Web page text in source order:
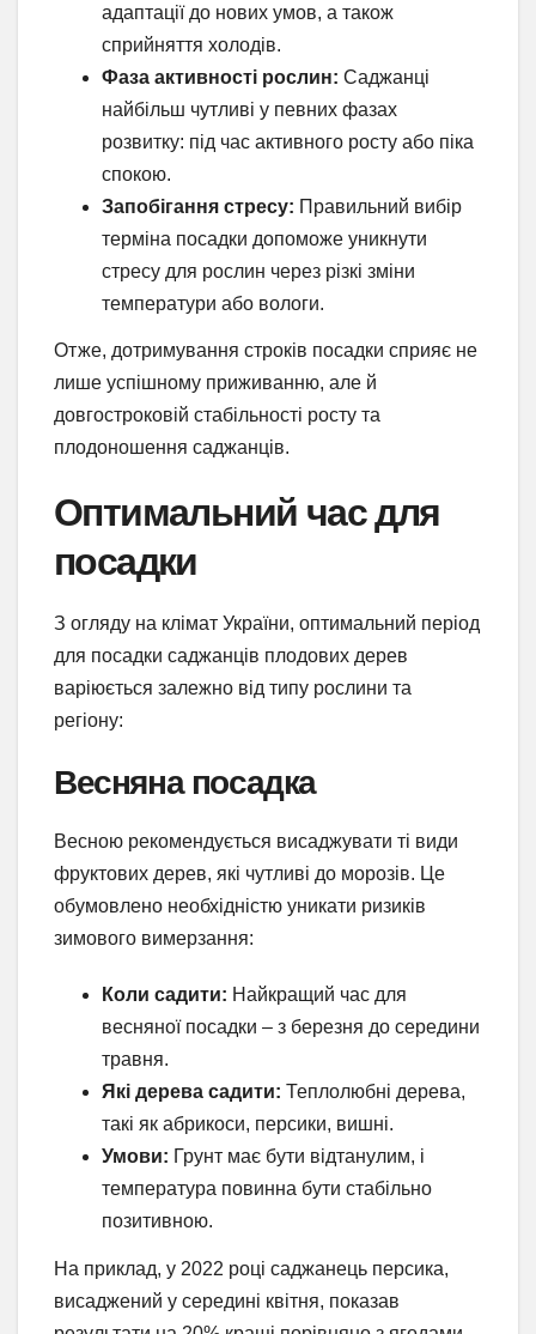
адаптації до нових умов, а також
сприйняття холодів.
Фаза активності рослин: Саджанці
найбільш чутливі у певних фазах
розвитку: під час активного росту або піка
спокою.
Запобігання стресу: Правильний вибір
терміна посадки допоможе уникнути
стресу для рослин через різкі зміни
температури або вологи.
Отже, дотримування строків посадки сприяє не
лише успішному приживанню, але й
довгостроковій стабільності росту та
плодоношення саджанців.
Оптимальний час для
посадки
З огляду на клімат України, оптимальний період
для посадки саджанців плодових дерев
варіюється залежно від типу рослини та
регіону:
Весняна посадка
Весною рекомендується висаджувати ті види
фруктових дерев, які чутливі до морозів. Це
обумовлено необхідністю уникати ризиків
зимового вимерзання:
Коли садити: Найкращий час для
весняної посадки – з березня до середини
травня.
Які дерева садити: Теплолюбні дерева,
такі як абрикоси, персики, вишні.
Умови: Грунт має бути відтанулим, і
температура повинна бути стабільно
позитивною.
На приклад, у 2022 році саджанець персика,
висаджений у середині квітня, показав